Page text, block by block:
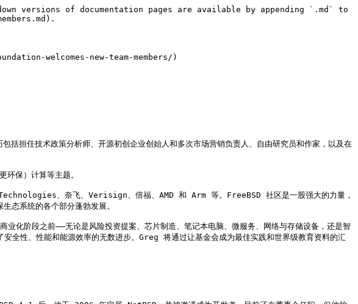
versions of documentation pages are available by appending `.md` to
welcomes-new-team-members/)
任技术政策分析师、开源初创企业创始人和多次市场营销负责人、自由研究员和作家，以及在
保）计算等主题。
、奈飞、Verisign、倍福、AMD 和 Arm 等。FreeBSD 社区是一股强大的力量，
态系统的各个部分蓬勃发展。
化阶段之前——无论是风险投资提案、芯片制造、笔记本电脑、微服务、网络与存储设备，还是智
全性、性能和能源效率的无数进步。Greg 将通过让基金会成为最佳实践和世界级教育资料的汇